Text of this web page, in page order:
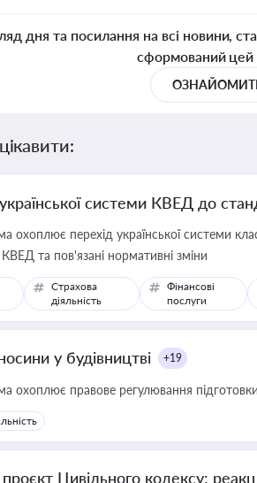
дня та посилання на всі новини,
сформований цей
системи КВЕД до
охоплює перехід української системи
та пов'язані нормативні зміни
Страхова
діяльність
Фінансові
послуги
у будівництві +19
охоплює правове регулювання
Цивільного кодексу: